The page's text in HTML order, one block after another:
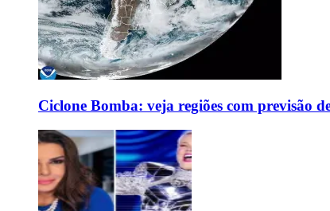
Ciclone Bomba: veja regiões com previsão